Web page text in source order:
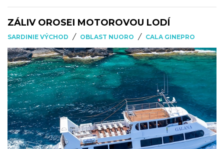
ZÁLIV OROSEI MOTOROVOU LODÍ
SARDINIE VÝCHOD / OBLAST NUORO / CALA GINEPRO